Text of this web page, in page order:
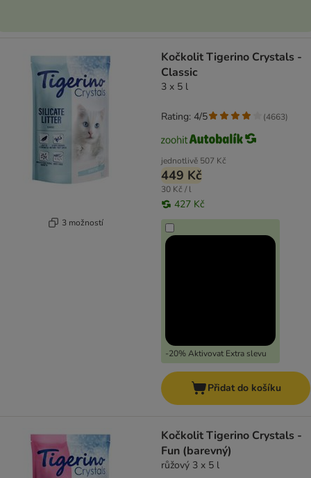
3 možností
Kočkolit Tigerino Crystals -
Classic
3 x 5 l
jednotlivě 507 Kč
449 Kč
30 Kč / l
427 Kč
-20% Aktivovat Extra slevu
Rating: 4/5 (4663)
Přidat do košíku
Kočkolit Tigerino Crystals -
Fun (barevný)
růžový 3 x 5 l